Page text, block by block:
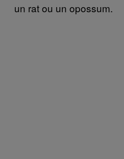
un rat ou un opossum.